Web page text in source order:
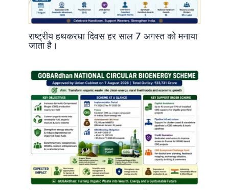
राष्ट्रीय हथकरघा दिवस हर साल 7 अगस्त को मनाया
जाता है।